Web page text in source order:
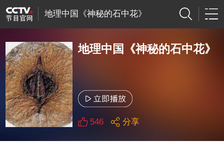
地理中国《神秘的石中花》
地理中国《神秘的石中花》
546 分享